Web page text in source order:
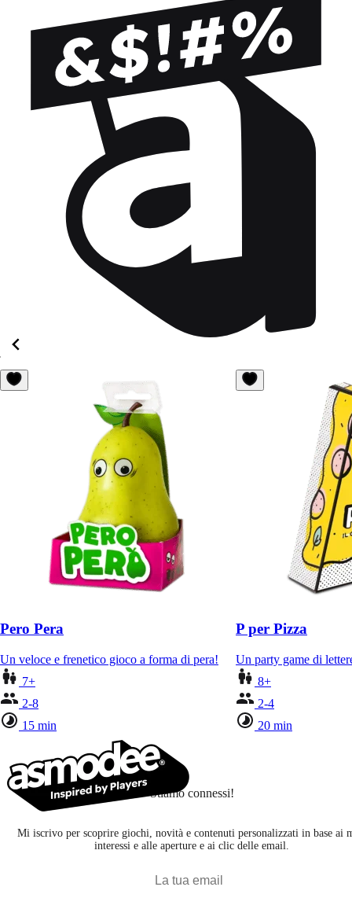
Pero Pera
Un veloce e frenetico gioco a forma di pera!
7+
2-8
15 min
P per Pizza
Un party game di
8+
2-4
20 min
Stiamo connessi!
Mi iscrivo per scoprire giochi, novità e contenuti personalizzati in base ai
interessi e alle aperture e ai clic delle email.